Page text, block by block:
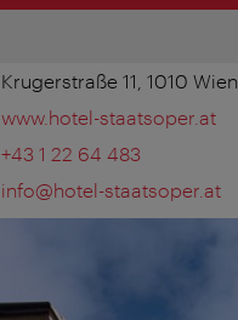
Krugerstraße 11, 1010 Wien
www.hotel-staatsoper.at
+43 1 22 64 483
info@hotel-staatsoper.at